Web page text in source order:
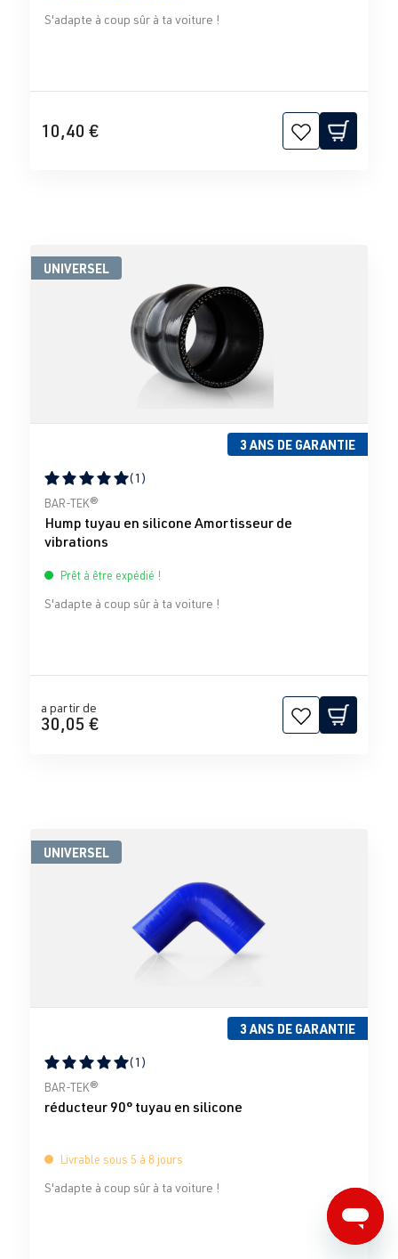
S'adapte à coup sûr à ta voiture !
10,40 €
UNIVERSEL
3 ANS DE GARANTIE
Note moyenne de 5 sur 5 étoiles
(1)
BAR-TEK®
Hump tuyau en silicone Amortisseur de
vibrations
Prêt à être expédié !
S'adapte à coup sûr à ta voiture !
a partir de
30,05 €
UNIVERSEL
3 ANS DE GARANTIE
Note moyenne de 5 sur 5 étoiles
(1)
BAR-TEK®
réducteur 90° tuyau en silicone
Livrable sous 5 à 8 jours
S'adapte à coup sûr à ta voiture !